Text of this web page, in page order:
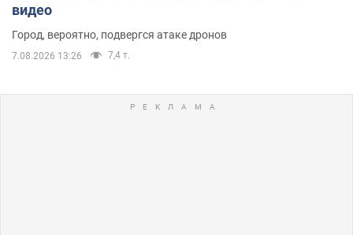
видео
Город, вероятно, подвергся атаке дронов
7.08.2026 13:26 7,4 т.